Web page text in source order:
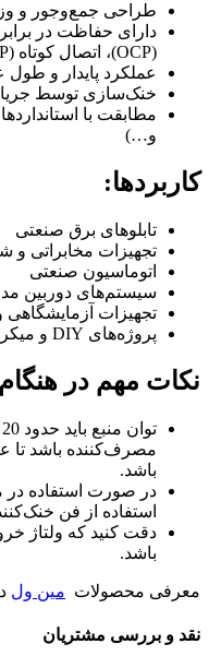
طراحی جمع‌وجور و
(OCP)، اتصال کوتاه (SCP) و اضافه دما (OTP)
عملکرد پایدار و طول
خنک‌سازی توسط
و…)
کاربردها:
تابلوهای برق صنعتی
تجهیزات مخابراتی و
اتوماسیون صنعتی
سیستم‌های دوربین
تجهیزات
پروژه‌های DIY و میکرکنترلری
نکات مهم در
مصرف‌کننده باشد تا
باشد.
در صورت استفاده در
استفاده از فن
دقت کنید که ولتاژ
باشد.
معرفی محصولات مین ول
نقد و بررسی مشتریان